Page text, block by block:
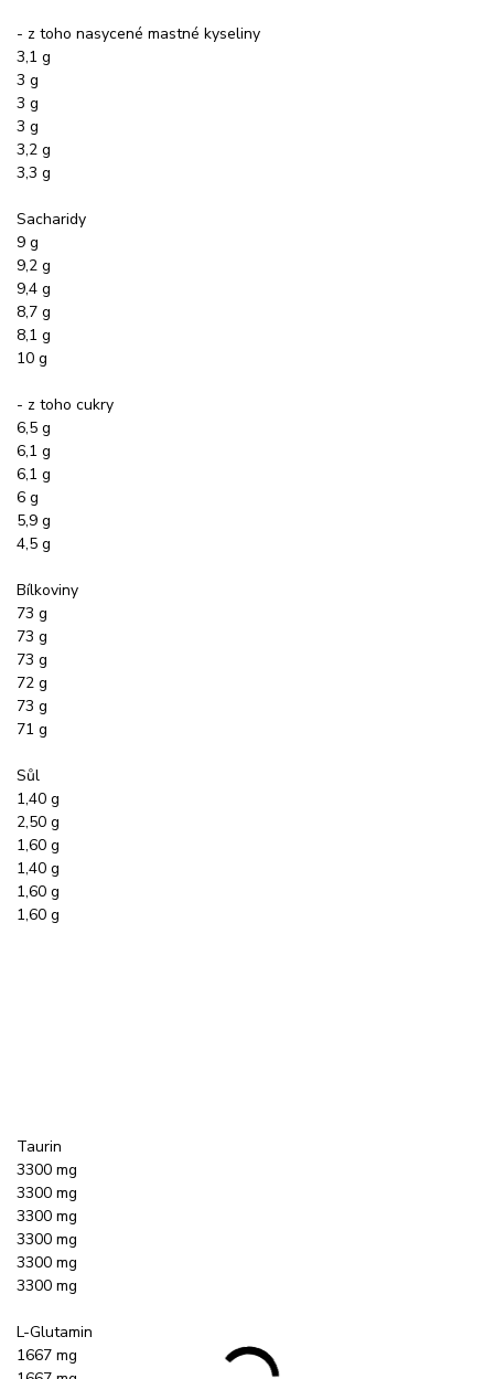
- z toho nasycené mastné kyseliny
3,1 g
3 g
3 g
3 g
3,2 g
3,3 g
Sacharidy
9 g
9,2 g
9,4 g
8,7 g
8,1 g
10 g
- z toho cukry
6,5 g
6,1 g
6,1 g
6 g
5,9 g
4,5 g
Bílkoviny
73 g
73 g
73 g
72 g
73 g
71 g
Sůl
1,40 g
2,50 g
1,60 g
1,40 g
1,60 g
1,60 g
Taurin
3300 mg
3300 mg
3300 mg
3300 mg
3300 mg
3300 mg
L-Glutamin
1667 mg